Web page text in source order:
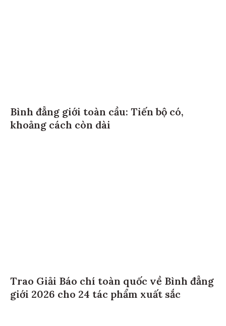
Bình đẳng giới toàn cầu: Tiến bộ có,
khoảng cách còn dài
Trao Giải Báo chí toàn quốc về Bình đẳng
giới 2026 cho 24 tác phẩm xuất sắc